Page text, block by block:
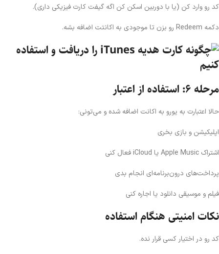
کد رو وارد کن (یا با دوربین اسکن کن اگه گیفت کارت فیزیکی داری).
دکمه Redeem رو بزن تا موجودی به اکانتت اضافه بشه.
مرحله ۶: استفاده از اعتبار
حالا اعتبارت به یورو به اکانت اضافه شده و می‌تونی:
اپلیکیشن و بازی بخری
اشتراک Apple Music یا iCloud فعال کنی
پرداخت‌های درون‌برنامه‌ای انجام بدی
فیلم و موسیقی دانلود یا اجاره کنی
نکات امنیتی هنگام استفاده
کد رو در اختیار کسی قرار نده.